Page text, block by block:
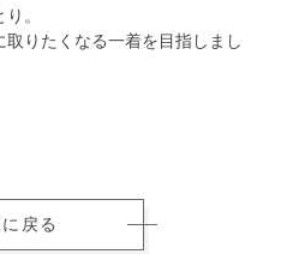
。
りたくなる一着を目指しまし
戻る